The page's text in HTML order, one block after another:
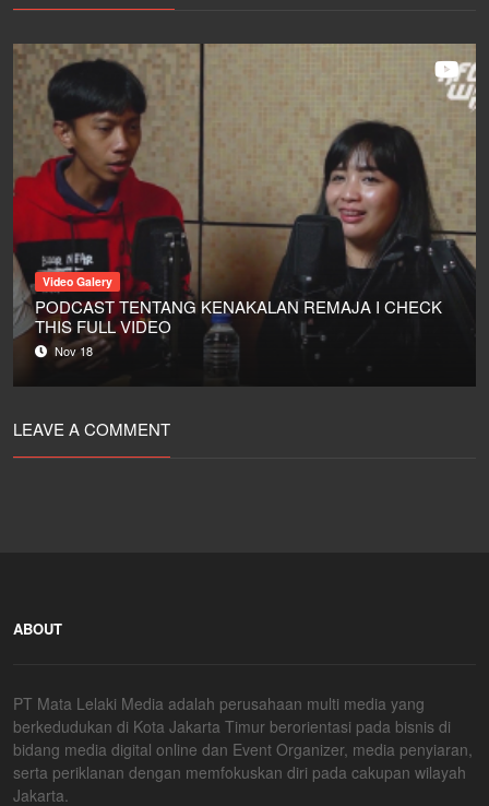
Video Galery
PODCAST TENTANG KENAKALAN REMAJA I CHECK
THIS FULL VIDEO
Nov 18
LEAVE A COMMENT
ABOUT
PT Mata Lelaki Media adalah perusahaan multi media yang
berkedudukan di Kota Jakarta Timur berorientasi pada bisnis di
bidang media digital online dan Event Organizer, media penyiaran,
serta periklanan dengan memfokuskan diri pada cakupan wilayah
Jakarta.